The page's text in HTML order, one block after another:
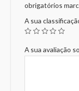
obrigatórios
A sua
A sua avaliação